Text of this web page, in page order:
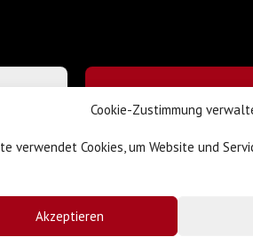
Cookie-Zustimmung
verwendet Cookies, um Website und
Akzeptieren
Impressum &